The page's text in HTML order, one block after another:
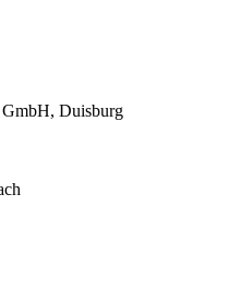
GmbH, Duisburg